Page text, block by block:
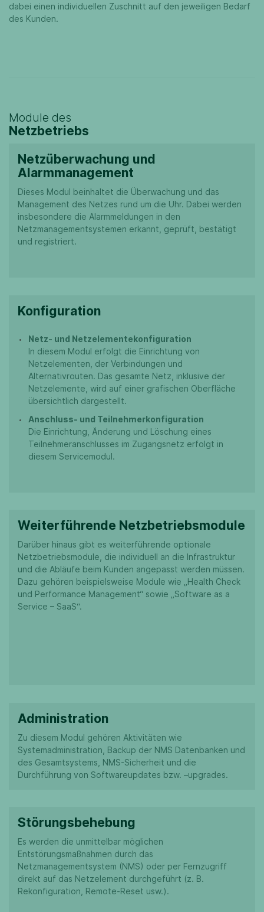
dabei einen individuellen Zuschnitt auf den jeweiligen Bedarf
des Kunden.
Module des
Netzbetriebs
Netzüberwachung und
Alarmmanagement
Dieses Modul beinhaltet die Überwachung und das
Management des Netzes rund um die Uhr. Dabei werden
insbesondere die Alarmmeldungen in den
Netzmanagementsystemen erkannt, geprüft, bestätigt
und registriert.
Konfiguration
Netz- und Netzelementekonfiguration
In diesem Modul erfolgt die Einrichtung von
Netzelementen, der Verbindungen und
Alternativrouten. Das gesamte Netz, inklusive der
Netzelemente, wird auf einer grafischen Oberfläche
übersichtlich dargestellt.
Anschluss- und Teilnehmerkonfiguration
Die Einrichtung, Änderung und Löschung eines
Teilnehmeranschlusses im Zugangsnetz erfolgt in
diesem Servicemodul.
Weiterführende Netzbetriebsmodule
Darüber hinaus gibt es weiterführende optionale
Netzbetriebsmodule, die individuell an die Infrastruktur
und die Abläufe beim Kunden angepasst werden müssen.
Dazu gehören beispielsweise Module wie „Health Check
und Performance Management“ sowie „Software as a
Service – SaaS“.
Administration
Zu diesem Modul gehören Aktivitäten wie
Systemadministration, Backup der NMS Datenbanken und
des Gesamtsystems, NMS-Sicherheit und die
Durchführung von Softwareupdates bzw. –upgrades.
Störungsbehebung
Es werden die unmittelbar möglichen
Entstörungsmaßnahmen durch das
Netzmanagementsystem (NMS) oder per Fernzugriff
direkt auf das Netzelement durchgeführt (z. B.
Rekonfiguration, Remote-Reset usw.).